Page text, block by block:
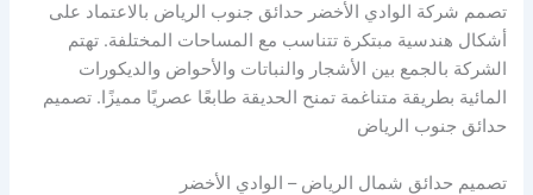
تصمم شركة الوادي الأخضر حدائق جنوب الرياض بالاعتماد على
أشكال هندسية مبتكرة تتناسب مع المساحات المختلفة. تهتم
الشركة بالجمع بين الأشجار والنباتات والأحواض والديكورات
المائية بطريقة متناغمة تمنح الحديقة طابعًا عصريًا مميزًا. تصميم
حدائق جنوب الرياض
تصميم حدائق شمال الرياض – الوادي الأخضر